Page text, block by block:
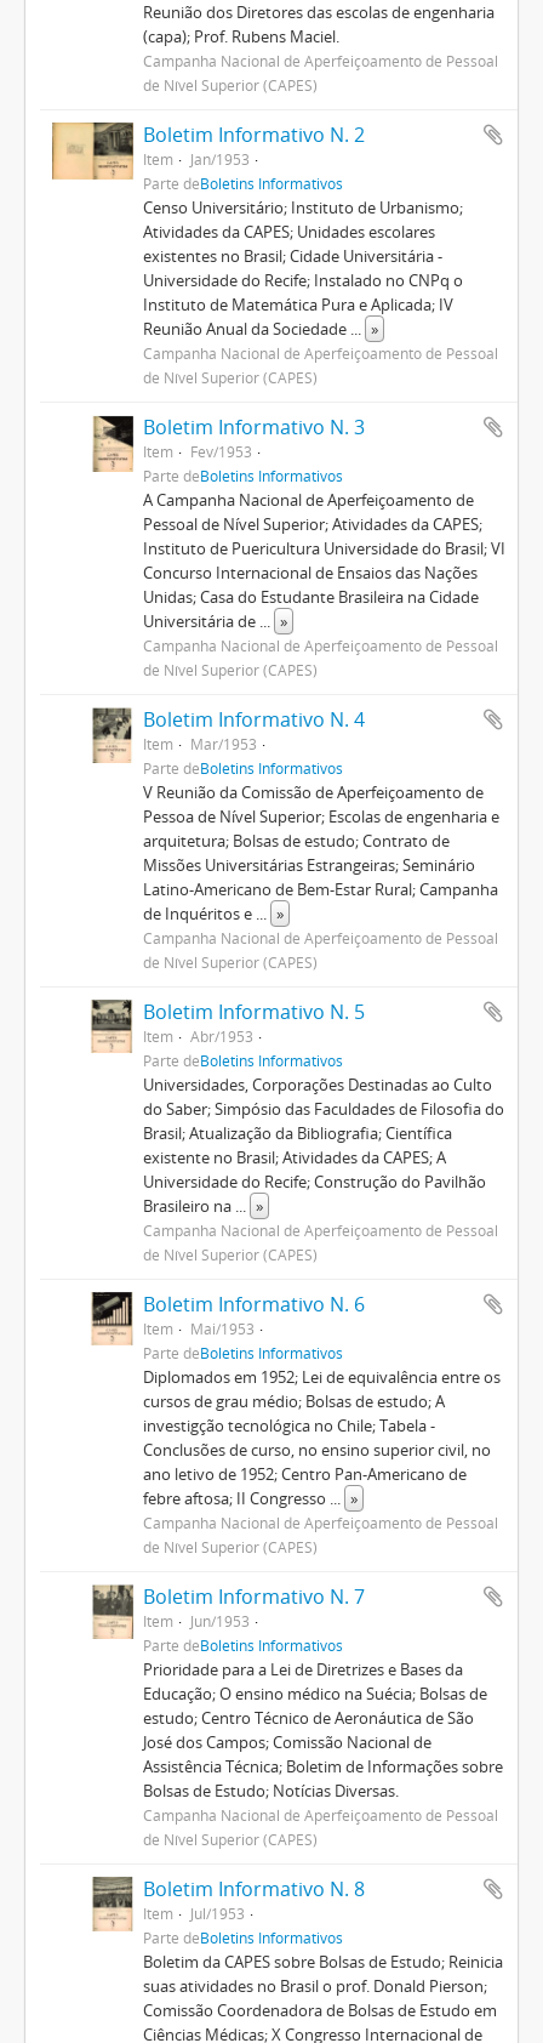
Reunião dos Diretores das escolas de engenharia
(capa); Prof. Rubens Maciel.
Campanha Nacional de Aperfeiçoamento de Pessoal
de Nível Superior (CAPES)
Boletim Informativo N. 2
Item
Jan/1953
Parte deBoletins Informativos
Censo Universitário; Instituto de Urbanismo;
Atividades da CAPES; Unidades escolares
existentes no Brasil; Cidade Universitária -
Universidade do Recife; Instalado no CNPq o
Instituto de Matemática Pura e Aplicada; IV
Reunião Anual da Sociedade ... »
Campanha Nacional de Aperfeiçoamento de Pessoal
de Nível Superior (CAPES)
Boletim Informativo N. 3
Item
Fev/1953
Parte deBoletins Informativos
A Campanha Nacional de Aperfeiçoamento de
Pessoal de Nível Superior; Atividades da CAPES;
Instituto de Puericultura Universidade do Brasil; VI
Concurso Internacional de Ensaios das Nações
Unidas; Casa do Estudante Brasileira na Cidade
Universitária de ... »
Campanha Nacional de Aperfeiçoamento de Pessoal
de Nível Superior (CAPES)
Boletim Informativo N. 4
Item
Mar/1953
Parte deBoletins Informativos
V Reunião da Comissão de Aperfeiçoamento de
Pessoa de Nível Superior; Escolas de engenharia e
arquitetura; Bolsas de estudo; Contrato de
Missões Universitárias Estrangeiras; Seminário
Latino-Americano de Bem-Estar Rural; Campanha
de Inquéritos e ... »
Campanha Nacional de Aperfeiçoamento de Pessoal
de Nível Superior (CAPES)
Boletim Informativo N. 5
Item
Abr/1953
Parte deBoletins Informativos
Universidades, Corporações Destinadas ao Culto
do Saber; Simpósio das Faculdades de Filosofia do
Brasil; Atualização da Bibliografia; Científica
existente no Brasil; Atividades da CAPES; A
Universidade do Recife; Construção do Pavilhão
Brasileiro na ... »
Campanha Nacional de Aperfeiçoamento de Pessoal
de Nível Superior (CAPES)
Boletim Informativo N. 6
Item
Mai/1953
Parte deBoletins Informativos
Diplomados em 1952; Lei de equivalência entre os
cursos de grau médio; Bolsas de estudo; A
investigção tecnológica no Chile; Tabela -
Conclusões de curso, no ensino superior civil, no
ano letivo de 1952; Centro Pan-Americano de
febre aftosa; II Congresso ... »
Campanha Nacional de Aperfeiçoamento de Pessoal
de Nível Superior (CAPES)
Boletim Informativo N. 7
Item
Jun/1953
Parte deBoletins Informativos
Prioridade para a Lei de Diretrizes e Bases da
Educação; O ensino médico na Suécia; Bolsas de
estudo; Centro Técnico de Aeronáutica de São
José dos Campos; Comissão Nacional de
Assistência Técnica; Boletim de Informações sobre
Bolsas de Estudo; Notícias Diversas.
Campanha Nacional de Aperfeiçoamento de Pessoal
de Nível Superior (CAPES)
Boletim Informativo N. 8
Item
Jul/1953
Parte deBoletins Informativos
Boletim da CAPES sobre Bolsas de Estudo; Reinicia
suas atividades no Brasil o prof. Donald Pierson;
Comissão Coordenadora de Bolsas de Estudo em
Ciências Médicas; X Congresso Internacional de